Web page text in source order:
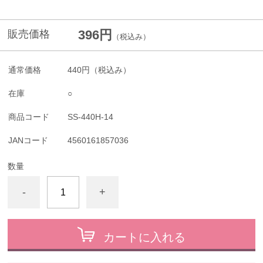
販売価格 396円 （税込み）
通常価格 440円 （税込み）
在庫 ○
商品コード SS-440H-14
JANコード 4560161857036
数量
- +
カートに入れる